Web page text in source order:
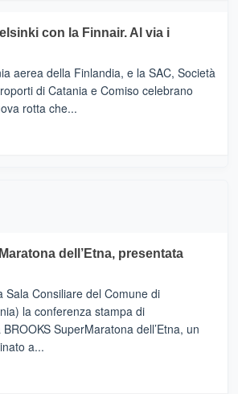
con la Finnair. Al via i
aerea della Finlandia, e la SAC, Società
di Catania e Comiso celebrano
rotta che...
dell’Etna, presentata
Sala Consiliare del Comune di
la conferenza stampa di
SuperMaratona dell’Etna, un
a...